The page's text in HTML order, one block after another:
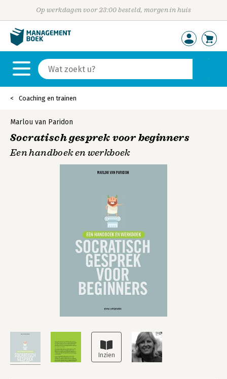
Op werkdagen voor 23:00 besteld, morgen in huis
Coaching en trainen
Marlou van Paridon
Socratisch gesprek voor beginners
Een handboek en werkboek